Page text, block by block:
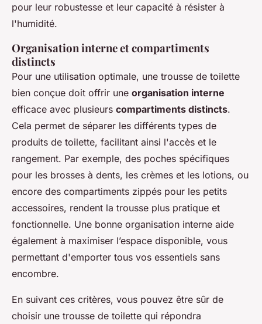
pour leur robustesse et leur capacité à résister à
l'humidité.
Organisation interne et compartiments
distincts
Pour une utilisation optimale, une trousse de toilette
bien conçue doit offrir une organisation interne
efficace avec plusieurs compartiments distincts.
Cela permet de séparer les différents types de
produits de toilette, facilitant ainsi l'accès et le
rangement. Par exemple, des poches spécifiques
pour les brosses à dents, les crèmes et les lotions, ou
encore des compartiments zippés pour les petits
accessoires, rendent la trousse plus pratique et
fonctionnelle. Une bonne organisation interne aide
également à maximiser l’espace disponible, vous
permettant d'emporter tous vos essentiels sans
encombre.
En suivant ces critères, vous pouvez être sûr de
choisir une trousse de toilette qui répondra